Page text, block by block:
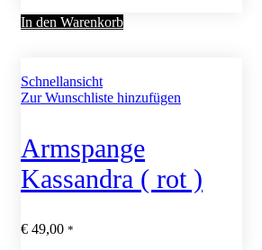
In den Warenkorb
Schnellansicht
Zur Wunschliste hinzufügen
Armspange
Kassandra ( rot )
€ 49,00 *